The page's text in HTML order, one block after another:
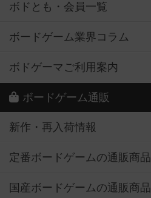
ボドとも・会員一覧
ボードゲーム業界コラム
ボドゲーマご利用案内
ボードゲーム通販
新作・再入荷情報
定番ボードゲームの通販商品
国産ボードゲームの通販商品